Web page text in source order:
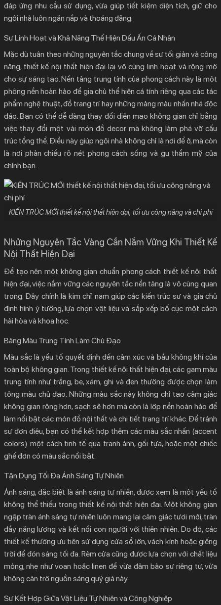
đáp ứng nhu cầu sử dụng, vừa giúp tiết kiệm diện tích, giữ cho
ngôi nhà luôn ngăn nắp và thoáng đãng.
Sự Linh Hoạt và Khả Năng Thể Hiện Dấu Ấn Cá Nhân
Mặc dù tuân theo những nguyên tắc chung về sự tối giản và công
năng, thiết kế nội thất hiện đại lại vô cùng linh hoạt và rộng mở
cho sự sáng tạo. Nền tảng trung tính của phong cách này là một
phông nền hoàn hảo để gia chủ thể hiện cá tính riêng qua các tác
phẩm nghệ thuật, đồ trang trí hay những mảng màu nhấn nhá độc
đáo. Bạn có thể dễ dàng thay đổi diện mạo không gian chỉ bằng
việc thay đổi một vài món đồ decor mà không làm phá vỡ cấu
trúc tổng thể. Điều này giúp ngôi nhà không chỉ là nơi để ở, mà còn
là nơi phản chiếu rõ nét phong cách sống và gu thẩm mỹ của
chính bạn.
KIẾN TRÚC MỚI thiết kế nội thất hiện đại, tối ưu công năng và chi phí
Những Nguyên Tắc Vàng Cần Nắm Vững Khi Thiết Kế
Nội Thất Hiện Đại
Để tạo nên một không gian chuẩn phong cách thiết kế nội thất
hiện đại, việc nắm vững các nguyên tắc nền tảng là vô cùng quan
trọng. Đây chính là kim chỉ nam giúp các kiến trúc sư và gia chủ
định hình ý tưởng, lựa chọn vật liệu và sắp xếp bố cục một cách
hài hòa và khoa học.
Bảng Màu Trung Tính Làm Chủ Đạo
Màu sắc là yếu tố quyết định đến cảm xúc và bầu không khí của
toàn bộ không gian. Trong thiết kế nội thất hiện đại, các gam màu
trung tính như trắng, be, xám, ghi và đen thường được chọn làm
tông màu chủ đạo. Những màu sắc này không chỉ tạo cảm giác
không gian rộng hơn, sạch sẽ hơn mà còn là lớp nền hoàn hảo để
làm nổi bật các món đồ nội thất và chi tiết trang trí khác. Để tránh
sự đơn điệu, bạn có thể kết hợp thêm các màu sắc nhấn (accent
colors) một cách tinh tế qua tranh ảnh, gối tựa, hoặc một chiếc
ghế đơn có màu sắc nổi bật.
Tận Dụng Tối Đa Ánh Sáng Tự Nhiên
Ánh sáng, đặc biệt là ánh sáng tự nhiên, được xem là một yếu tố
không thể thiếu trong thiết kế nội thất hiện đại . Một không gian
ngập tràn ánh sáng tự nhiên luôn mang lại cảm giác tươi mới, tràn
đầy năng lượng và kết nối con người với thiên nhiên. Do đó, các
thiết kế thường ưu tiên sử dụng cửa sổ lớn, vách kính hoặc giếng
trời để đón sáng tối đa. Rèm cửa cũng được lựa chọn với chất liệu
mỏng, nhẹ như voan hoặc linen để vừa đảm bảo sự riêng tư, vừa
không cản trở nguồn sáng quý giá này.
Sự Kết Hợp Giữa Vật Liệu Tự Nhiên và Công Nghiệp